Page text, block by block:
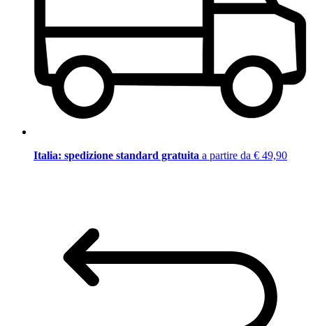
Italia: spedizione standard gratuita a partire da € 49,90